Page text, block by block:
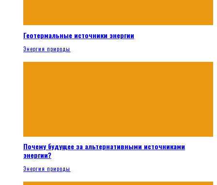
Геотермальные источники энергии
Энергия природы
Почему будущее за альтернативными источниками
энергии?
Энергия природы